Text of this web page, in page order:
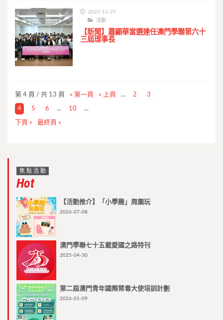
2025-11-27
活動
【新聞】蕭顯華當選連任澳門學聯第六十
三屆理事長
第 4 頁 / 共 13 頁 « 第一頁 « 上頁 ... 2 3
4 5 6 ... 10 ...
下頁 » 最終頁 »
焦點活動
Hot
【活動推介】「小學雞」周圍玩
2026-07-08
澳門學聯七十五載愛國之路特刊
2025-04-30
第二屆澳門青年國際禁毒大使培訓計劃
2026-01-09